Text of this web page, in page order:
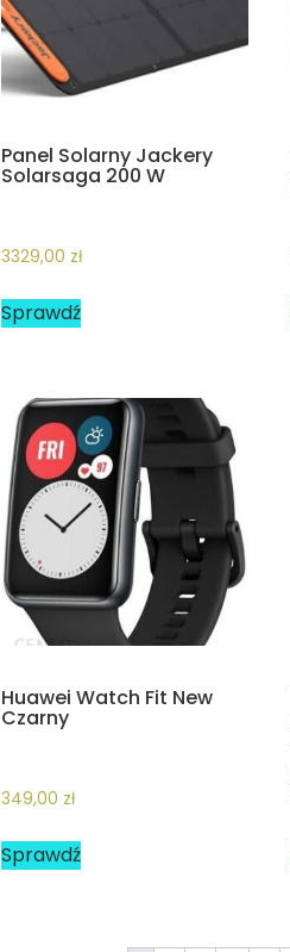
Panel Solarny Jackery
Solarsaga 200 W
3329,00 zł
Sprawdź
Huawei Watch Fit New
Czarny
349,00 zł
Sprawdź